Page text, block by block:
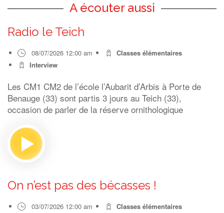
A écouter aussi
Radio le Teich
08/07/2026 12:00 am
Classes élémentaires
Interview
Les CM1 CM2 de l’école l’Aubarit d’Arbis à Porte de
Benauge (33) sont partis 3 jours au Teich (33),
occasion de parler de la réserve ornithologique
On n’est pas des bécasses !
03/07/2026 12:00 am
Classes élémentaires